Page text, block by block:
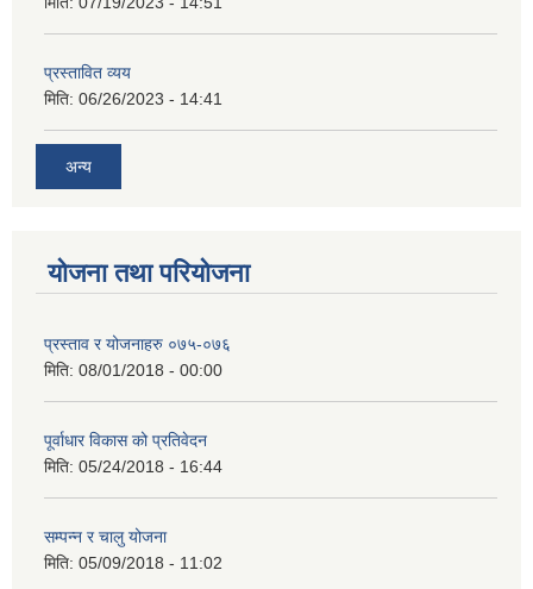
प्रस्तावित व्यय
मिति: 06/26/2023 - 14:41
अन्य
योजना तथा परियोजना
प्रस्ताव र योजनाहरु ०७५-०७६
मिति: 08/01/2018 - 00:00
पूर्वाधार विकास को प्रतिवेदन
मिति: 05/24/2018 - 16:44
सम्पन्न र चालु योजना
मिति: 05/09/2018 - 11:02